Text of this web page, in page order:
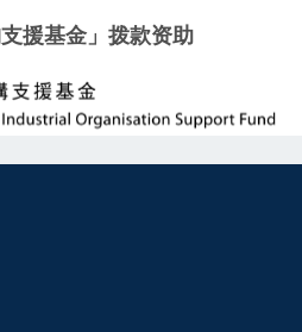
援基金」拨款资助